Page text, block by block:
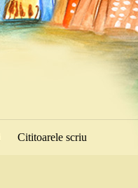
Cititoarele scriu